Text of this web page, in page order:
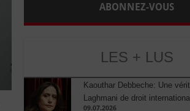
ABONNEZ-VOUS
LES + LUS
Kaouthar Debbeche: Une
Laghmani de droit
09.07.2026